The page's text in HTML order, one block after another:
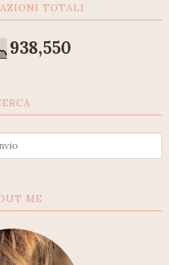
TOTALI
938,550
ME